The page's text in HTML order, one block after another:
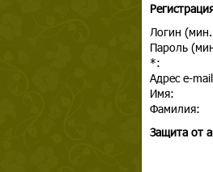
Логин
Пароль
*:
Адрес e-mail
Имя:
Фамилия:
Защита от